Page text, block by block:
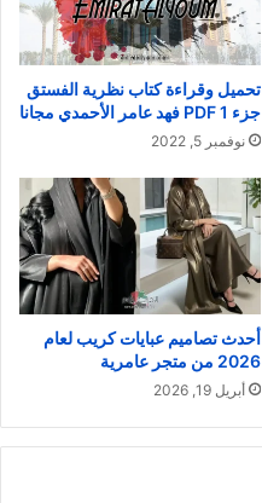
تحميل وقراءة كتاب نظرية الفستق
جزء 1 PDF فهد عامر الأحمدي مجانا
نوفمبر 5, 2022
أحدث تصاميم عبايات كريب لعام
2026 من متجر عامرية
أبريل 19, 2026